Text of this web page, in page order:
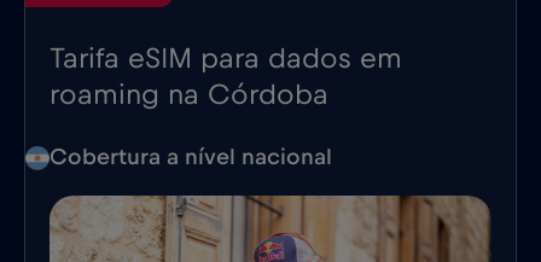
Tarifa eSIM para dados em
roaming na Córdoba
Cobertura a nível nacional